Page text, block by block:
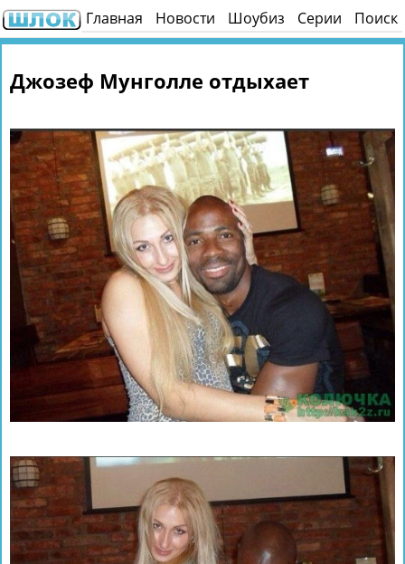
Главная Новости Шоубиз Серии Поиск
Джозеф Мунголле отдыхает